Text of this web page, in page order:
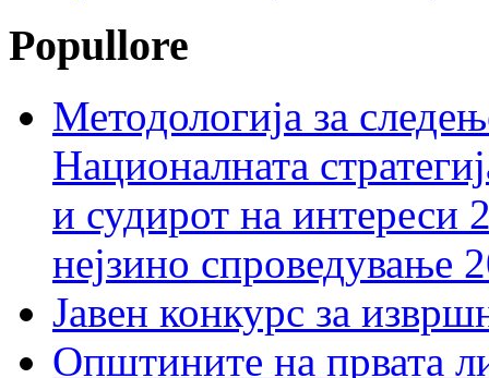
Popullore
Методологија за
Националната
и судирот на интереси
нејзино спроведување
Јавен конкурс за
Општините на првата